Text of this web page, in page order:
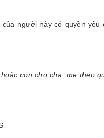
người này có quyền yêu
con cho cha, mẹ theo